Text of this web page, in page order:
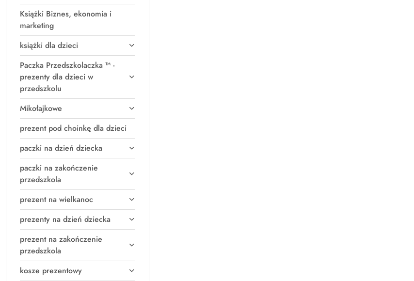
Książki Biznes, ekonomia i
marketing
książki dla dzieci
Paczka Przedszkolaczka ™ -
prezenty dla dzieci w
przedszkolu
Mikołajkowe
prezent pod choinkę dla dzieci
paczki na dzień dziecka
paczki na zakończenie
przedszkola
prezent na wielkanoc
prezenty na dzień dziecka
prezent na zakończenie
przedszkola
kosze prezentowy